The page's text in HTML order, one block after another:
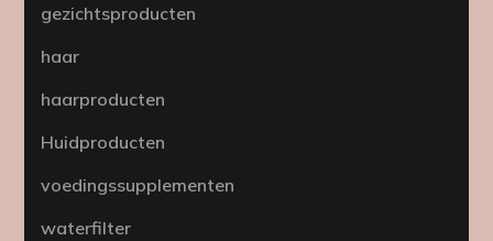
gezichtsproducten
haar
haarproducten
Huidproducten
voedingssupplementen
waterfilter